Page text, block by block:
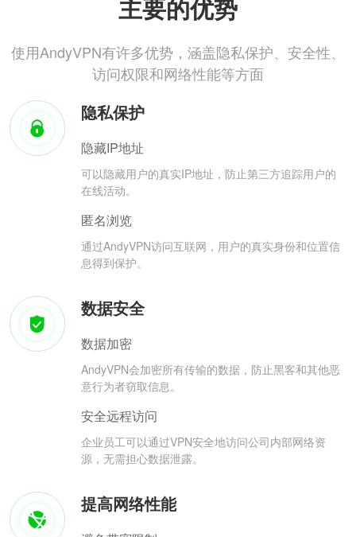
主要的优势
使用AndyVPN有许多优势，涵盖隐私保护、安全性、
访问权限和网络性能等方面
隐私保护
隐藏IP地址
可以隐藏用户的真实IP地址，防止第三方追踪用户的
在线活动。
匿名浏览
通过AndyVPN访问互联网，用户的真实身份和位置信
息得到保护。
数据安全
数据加密
AndyVPN会加密所有传输的数据，防止黑客和其他恶
意行为者窃取信息。
安全远程访问
企业员工可以通过VPN安全地访问公司内部网络资
源，无需担心数据泄露。
提高网络性能